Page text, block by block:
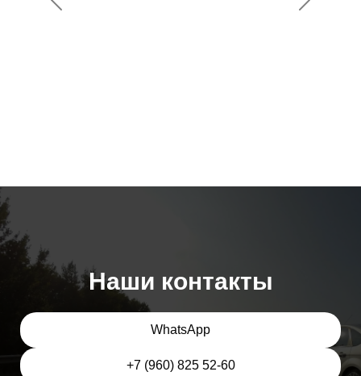
Предыдущий
Наши контакты
WhatsApp
+7 (960) 825 52-60